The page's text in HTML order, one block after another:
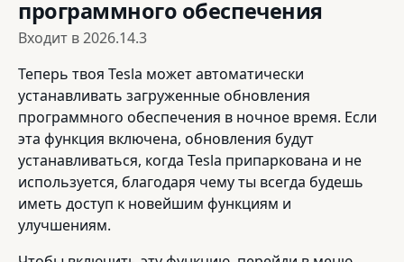
программного обеспечения
Входит в2026.14.3
Теперь твоя Tesla может автоматически
устанавливать загруженные обновления
программного обеспечения в ночное время. Если
эта функция включена, обновления будут
устанавливаться, когда Tesla припаркована и не
используется, благодаря чему ты всегда будешь
иметь доступ к новейшим функциям и
улучшениям.